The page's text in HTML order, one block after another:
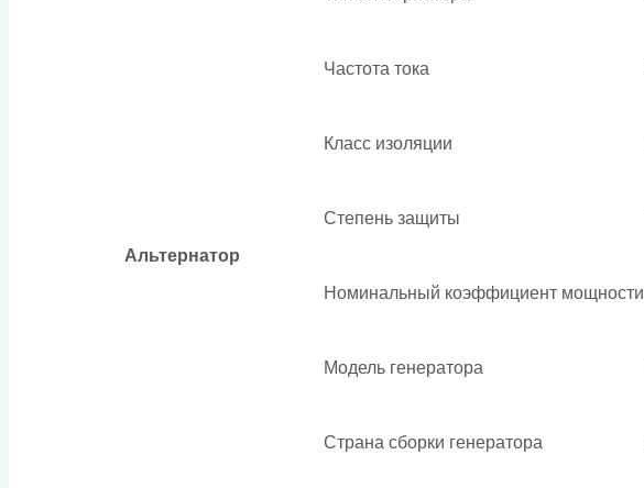
Альтернатор
Частота тока
Класс изоляции
Степень защиты
Номинальный коэффициент мощности
Модель генератора
Страна сборки генератора